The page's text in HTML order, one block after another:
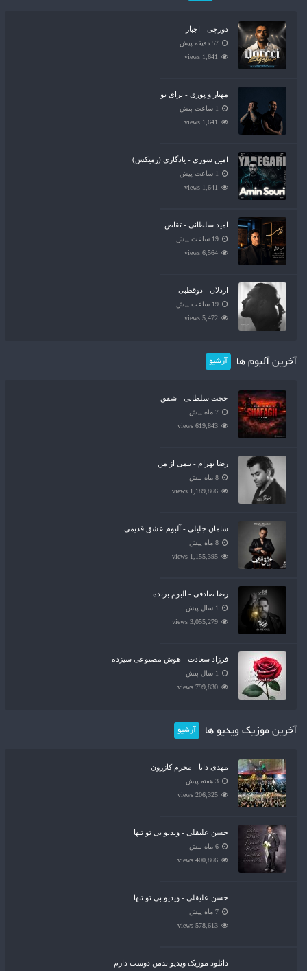
دورچی - اجبار
57 دقیقه پیش
1,641 views
مهیار و پوری - برای تو
1 ساعت پیش
1,641 views
امین سوری - یادگاری (رمیکس)
1 ساعت پیش
1,641 views
امید سلطانی - تقاص
19 ساعت پیش
6,564 views
اردلان - دوقطبی
19 ساعت پیش
5,472 views
آخرین آلبوم ها آرشیو
حجت سلطانی - شفق
7 ماه پیش
619,843 views
رضا بهرام - نیمی از من
8 ماه پیش
1,189,866 views
سامان جلیلی - آلبوم عشق قدیمی
8 ماه پیش
1,155,395 views
رضا صادقی - آلبوم برنده
1 سال پیش
3,055,279 views
فرزاد سعادت - هوش مصنوعی سیزده
1 سال پیش
799,830 views
آخرین موزیک ویدیو ها آرشیو
مهدی دانا - محرم کازرون
3 هفته پیش
206,325 views
حسن علیقلی - ویدیو بی تو تنها
6 ماه پیش
400,866 views
حسن علیقلی - ویدیو بی تو تنها
7 ماه پیش
578,613 views
دانلود موزیک ویدیو بدمن دوست دارم